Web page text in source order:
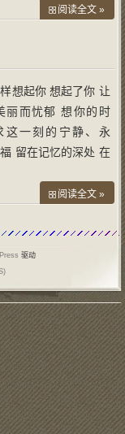
曲曾经喜欢如今却
阅读全文 »
想起你 想起了你 让
丽而忧郁 想你的时
一刻的宁静、永
留在记忆的深处 在
柔的疼痛和幸福的
修来今生的擦肩而
阅读全文 »
驱动